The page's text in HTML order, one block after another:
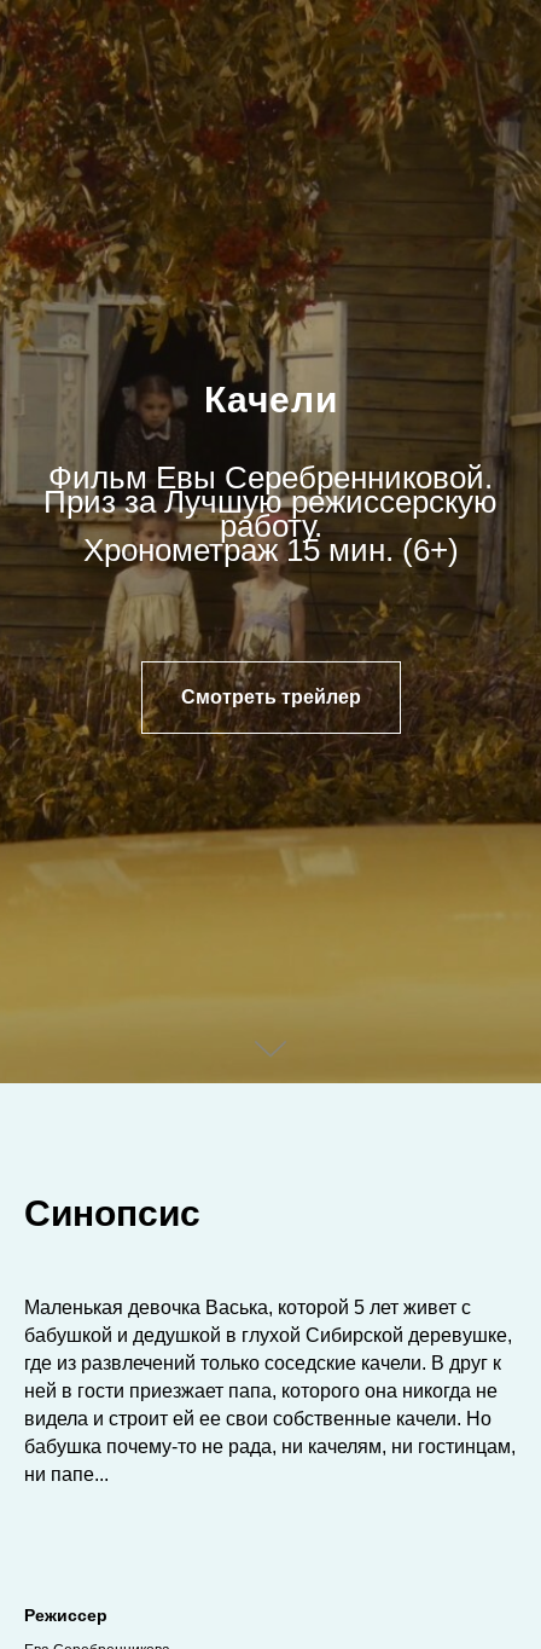
Качели
Фильм Евы Серебренниковой.
Приз за Лучшую режиссерскую
работу.
Хронометраж 15 мин. (6+)
Смотреть трейлер
Синопсис
Маленькая девочка Васька, которой 5 лет живет с
бабушкой и дедушкой в глухой Сибирской деревушке,
где из развлечений только соседские качели. В друг к
ней в гости приезжает папа, которого она никогда не
видела и строит ей ее свои собственные качели. Но
бабушка почему-то не рада, ни качелям, ни гостинцам,
ни папе...
Режиссер